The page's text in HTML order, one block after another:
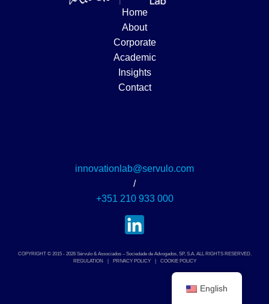
Home
About
Corporate
Academic
Insights
Contact
innovationlab@servulo.com
/
+351 210 933 000
COPYRIGHT © 2015 - 2026 Sérvulo & Associados – Sociedade de Advogados, SP, S.A. ALL RIGHTS RESERVED.
REGULATION
PRIVACY POLICY COOKIE POLICY
English